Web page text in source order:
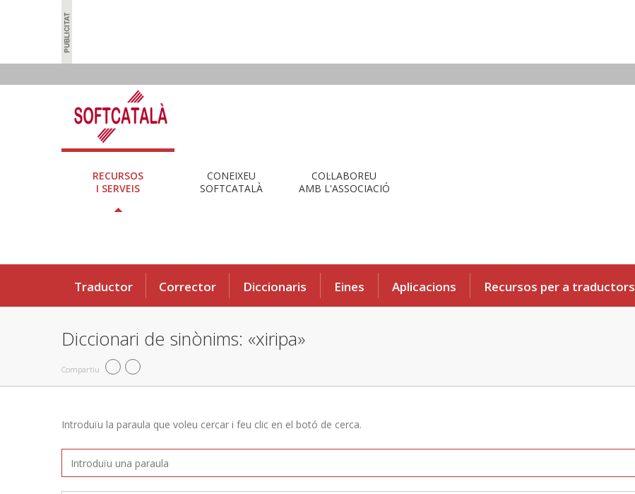
RECURSOS
I SERVEIS
CONEIXEU
SOFTCATALÀ
COL·LABOREU
AMB L'ASSOCIACIÓ
Traductor Corrector Diccionaris Eines Aplicacions Recursos per a traductors
Diccionari de sinònims: «xiripa»
Compartiu
Introduïu la paraula que voleu cercar i feu clic en el botó de cerca.